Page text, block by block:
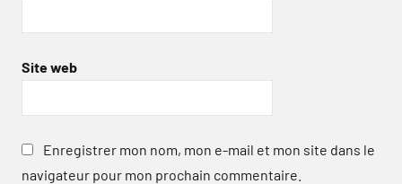
Site web
Enregistrer mon nom, mon e-mail et mon site dans le
navigateur pour mon prochain commentaire.